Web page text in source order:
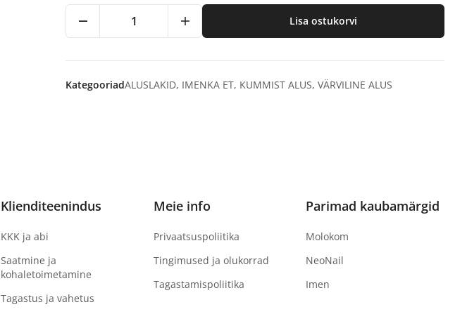
1 Lisa ostukorvi
KategooriadALUSLAKID, IMENKA ET, KUMMIST ALUS,VÄRVILINE ALUS
Klienditeenindus
KKK ja abi
Saatmine ja
kohaletoimetamine
Tagastus ja vahetus
Meie info
Privaatsuspoliitika
Tingimused ja olukorrad
Tagastamispoliitika
Parimad kaubamärgid
Molokom
NeoNail
Imen